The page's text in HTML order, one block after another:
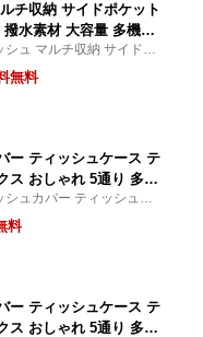
チ収納 サイドポケット
水素材 大容量 多機能 3
タッチストッパー付き
ドア 車中泊 アクセサリ
シュ マルチ収納 サイドポ
素材 撥水素材 大容量 多機
トドア 車中泊 アクセサリ
無料
ー ティッシュケース テ
ス おしゃれ 5通り 多機
吊り下げ つるせる 吊
け 置ける ヘッドレス
ュカバー ティッシュケー
クス おしゃれ 5通り 多機
吊り下げ 掛け マジックテ
料
ー ティッシュケース テ
ス おしゃれ 5通り 多機